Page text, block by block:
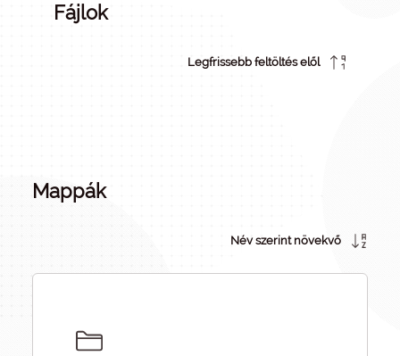
Fájlok
Legfrissebb feltöltés elől
Mappák
Név szerint növekvő